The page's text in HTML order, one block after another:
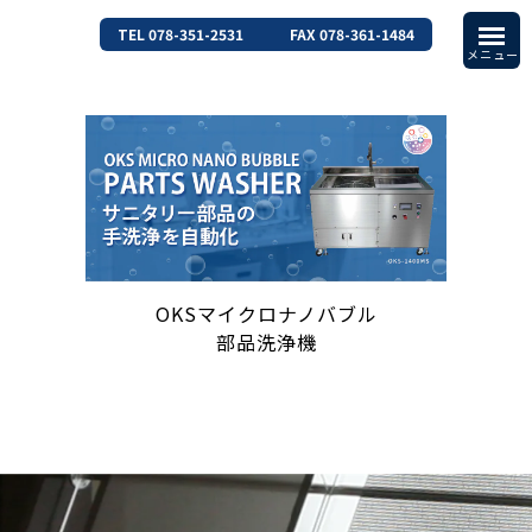
TEL 078-351-2531 FAX 078-361-1484
OKSマイクロナノバブル
部品洗浄機